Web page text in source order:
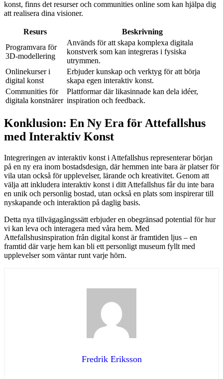
konst, finns det resurser och communities online som kan hjälpa dig
att realisera dina visioner.
Resurs
Beskrivning
Programvara för
3D-modellering
Används för att skapa komplexa digitala
konstverk som kan integreras i fysiska
utrymmen.
Onlinekurser i
digital konst
Erbjuder kunskap och verktyg för att börja
skapa egen interaktiv konst.
Communities för
digitala konstnärer
Plattformar där likasinnade kan dela idéer,
inspiration och feedback.
Konklusion: En Ny Era för Attefallshus
med Interaktiv Konst
Integreringen av interaktiv konst i Attefallshus representerar början
på en ny era inom bostadsdesign, där hemmen inte bara är platser för
vila utan också för upplevelser, lärande och kreativitet. Genom att
välja att inkludera interaktiv konst i ditt Attefallshus får du inte bara
en unik och personlig bostad, utan också en plats som inspirerar till
nyskapande och interaktion på daglig basis.
Detta nya tillvägagångssätt erbjuder en obegränsad potential för hur
vi kan leva och interagera med våra hem. Med
Attefallshusinspiration från digital konst är framtiden ljus – en
framtid där varje hem kan bli ett personligt museum fyllt med
upplevelser som väntar runt varje hörn.
Fredrik Eriksson